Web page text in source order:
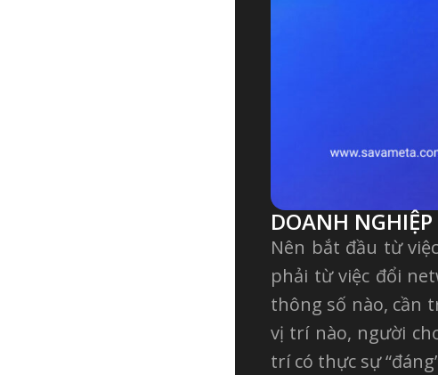
DOANH
Nên bắt đầu từ
phải từ việc đổi
thông số nào, cần
vị trí nào, người
trí có thực sự